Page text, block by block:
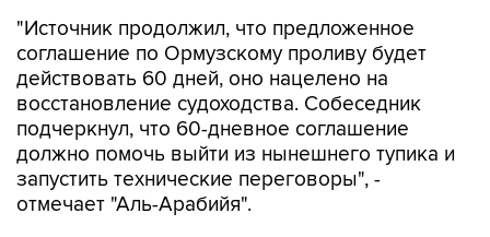
"Источник продолжил, что предложенное
соглашение по Ормузскому проливу будет
действовать 60 дней, оно нацелено на
восстановление судоходства. Собеседник
подчеркнул, что 60-дневное соглашение
должно помочь выйти из нынешнего тупика и
запустить технические переговоры", -
отмечает "Аль-Арабийя".